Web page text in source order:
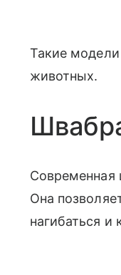
Такие
животных.
Современная
Она
нагибаться и